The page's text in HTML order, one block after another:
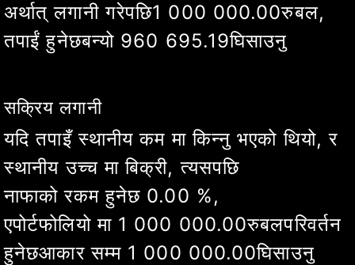
अर्थात् लगानी गरेपछि1 000 000.00रुबल,
तपाईं हुनेछबन्यो 981 283.42घिसाउनु
सक्रिय लगानी
यदि तपाइँ स्थानीय कम मा किन्नु भएको थियो, र
स्थानीय उच्च मा बिक्री, त्यसपछि
नाफाको रकम हुनेछ 0.00 %,
एपोर्टफोलियो मा 1 000 000.00रुबलपरिवर्तन
हुनेछआकार सम्म 1 000 000.00घिसाउनु